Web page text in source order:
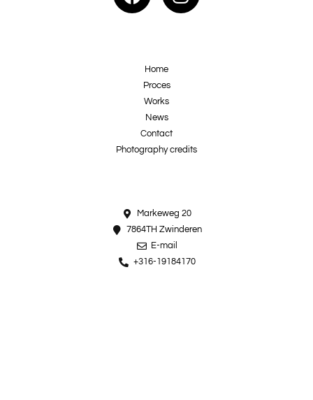
Home
Proces
Works
News
Contact
Photography credits
Markeweg 20
7864TH Zwinderen
E-mail
+316-19184170